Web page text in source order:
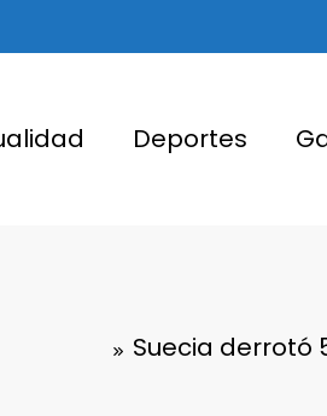
Deportes
Suecia derrotó